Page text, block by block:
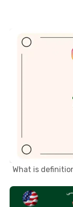
What is